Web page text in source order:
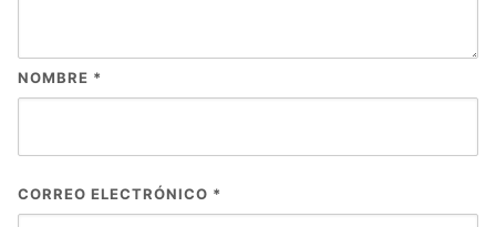
NOMBRE *
CORREO ELECTRÓNICO *